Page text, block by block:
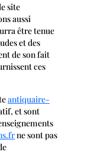
site
aussi
être tenue
et des
de son fait
ces
antiquaire-
et sont
ne sont pas